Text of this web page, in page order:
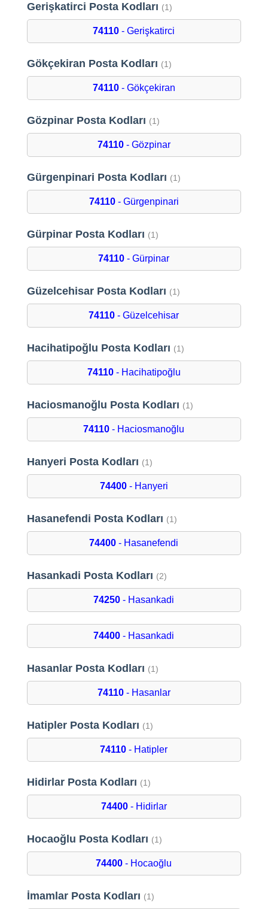
Gerişkatirci Posta Kodları (1)
74110 - Gerişkatirci
Gökçekiran Posta Kodları (1)
74110- Gökçekiran
Gözpinar Posta Kodları (1)
74110- Gözpinar
Gürgenpinari Posta Kodları (1)
74110- Gürgenpinari
Gürpinar Posta Kodları (1)
74110 - Gürpinar
Güzelcehisar Posta Kodları (1)
74110 - Güzelcehisar
Hacihatipoğlu Posta Kodları (1)
74110- Hacihatipoğlu
Haciosmanoğlu Posta Kodları (1)
74110 - Haciosmanoğlu
Hanyeri Posta Kodları (1)
74400- Hanyeri
Hasanefendi Posta Kodları (1)
74400 - Hasanefendi
Hasankadi Posta Kodları (2)
74250 - Hasankadi
74400 - Hasankadi
Hasanlar Posta Kodları (1)
74110- Hasanlar
Hatipler Posta Kodları (1)
74110 - Hatipler
Hidirlar Posta Kodları (1)
74400- Hidirlar
Hocaoğlu Posta Kodları (1)
74400 - Hocaoğlu
İmamlar Posta Kodları (1)